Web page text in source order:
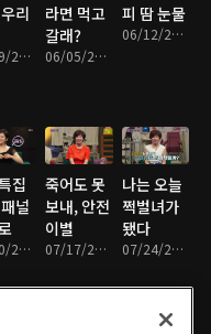
리
05/29/2017 • 47분
라면 먹고
갈래?
06/05/2017 • 45분
피 땀 눈물
06/12/2017 • 45분
집
널
07/10/2017 • 43분
죽어도 못
보내, 안전
이별
07/17/2017 • 44분
나는 오늘
쩍벌녀가
됐다
07/24/2017 • 43분